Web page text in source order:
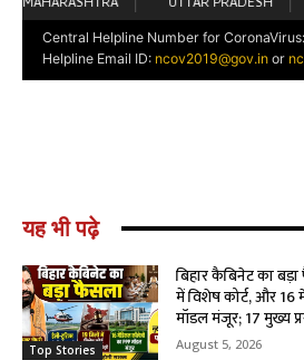
यह भी पढ़े
Top Stories
बिहार कैबिनेट का
में विशेष कोर्ट, और
मॉडल मंजूर; 17 मुख्य
August 5, 2026